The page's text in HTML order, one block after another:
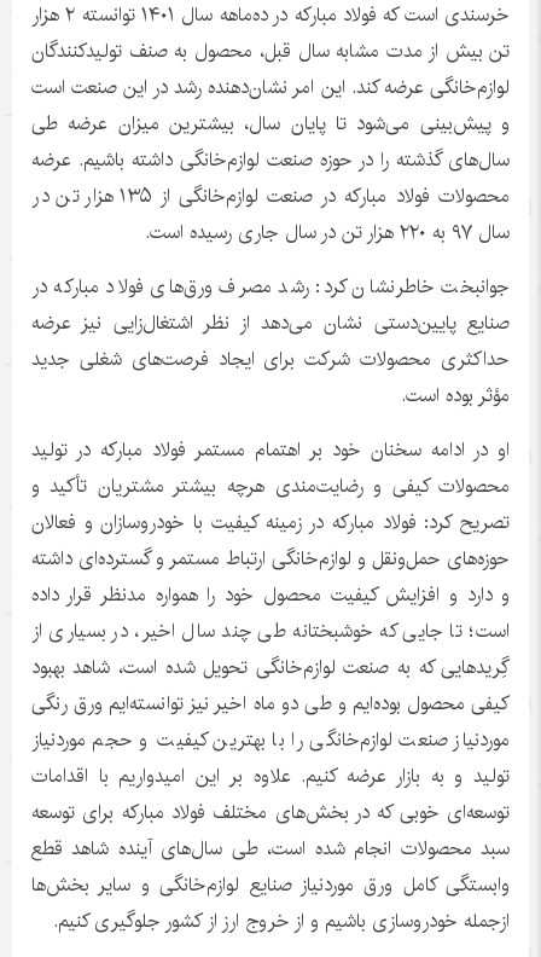
خرسندی است که فولاد مبارکه در ده‌ماهه سال ۱۴۰۱ توانسته ۲ هزار
تن بیش از مدت مشابه سال قبل، محصول به صنف تولیدکنندگان
لوازم‌خانگی عرضه کند. این امر نشان‌دهنده رشد در این صنعت است
و پیش‌بینی می‌شود تا پایان سال، بیشترین میزان عرضه طی
سال‌های گذشته را در حوزه صنعت لوازم‌خانگی داشته باشیم. عرضه
محصولات فولاد مبارکه در صنعت لوازم‌خانگی از ۱۳۵ هزار تن در
سال ۹۷ به ۲۲۰ هزار تن در سال جاری رسیده است.
جوانبخت خاطرنشان کرد: رشد مصرف ورق‌های فولاد مبارکه در
صنایع پایین‌دستی نشان می‌دهد از نظر اشتغال‌زایی نیز عرضه
حداکثری محصولات شرکت برای ایجاد فرصت‌های شغلی جدید
مؤثر بوده است.
او در ادامه سخنان خود بر اهتمام مستمر فولاد مبارکه در تولید
محصولات کیفی و رضایت‌مندی هرچه بیشتر مشتریان تأکید و
تصریح کرد: فولاد مبارکه در زمینه کیفیت با خودروسازان و فعالان
حوزه‌های حمل‌ونقل و لوازم‌خانگی ارتباط مستمر و گسترده‌ای داشته
و دارد و افزایش کیفیت محصول خود را همواره مدنظر قرار داده
است؛ تا جایی که خوشبختانه طی چند سال اخیر، در بسیاری از
گِریدهایی که به صنعت لوازم‌خانگی تحویل ‌شده است، شاهد بهبود
کیفی محصول بوده‌ایم و طی دو ماه اخیر نیز توانسته‌ایم ورق رنگی
موردنیاز صنعت لوازم‌خانگی را با بهترین کیفیت و حجم موردنیاز
تولید و به بازار عرضه کنیم. علاوه بر این امیدواریم با اقدامات
توسعه‌ای خوبی که در بخش‌های مختلف فولاد مبارکه برای توسعه
سبد محصولات انجام‌ شده است، طی سال‌های آینده شاهد قطع
وابستگی کامل ورق موردنیاز صنایع لوازم‌خانگی و سایر بخش‌ها
ازجمله خودروسازی باشیم و از خروج ارز از کشور جلوگیری کنیم.